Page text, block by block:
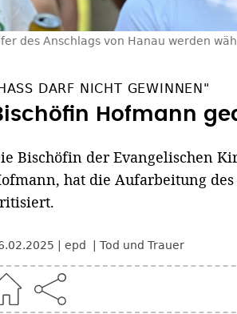
des Anschlags von Hanau werden
DARF NICHT GEWINNEN"
Hofmann
Bischöfin der Evangelischen
hat die Aufarbeitung
epd Tod und Trauer